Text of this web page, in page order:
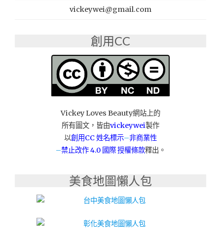
OGAWA
FUJI、
TOKUYO"
vickeywei@gmail.com
創用CC
Vickey Loves Beauty網站上的
所有圖文，皆由vickeywei製作
以創用CC 姓名標示–非商業性
–禁止改作4.0 國際 授權條款釋出。
美食地圖懶人包